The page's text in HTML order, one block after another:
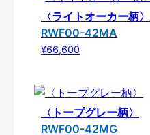
〈ライトオーカー柄〉
RWF00-42MA
¥66,600
〈トープグレー柄〉
RWF00-42MG